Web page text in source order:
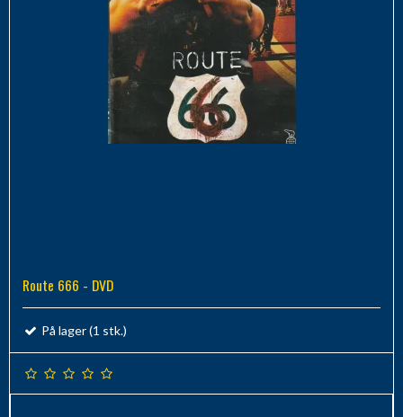
Route 666 - DVD
På lager (1 stk.)